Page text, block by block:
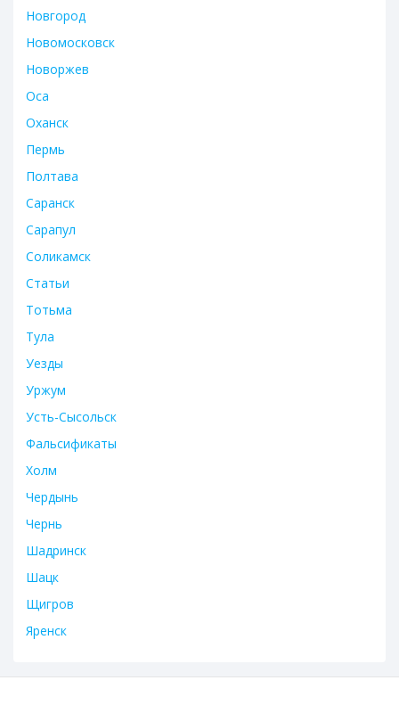
Новгород
Новомосковск
Новоржев
Оса
Оханск
Пермь
Полтава
Саранск
Сарапул
Соликамск
Статьи
Тотьма
Тула
Уезды
Уржум
Усть-Сысольск
Фальсификаты
Холм
Чердынь
Чернь
Шадринск
Шацк
Щигров
Яренск